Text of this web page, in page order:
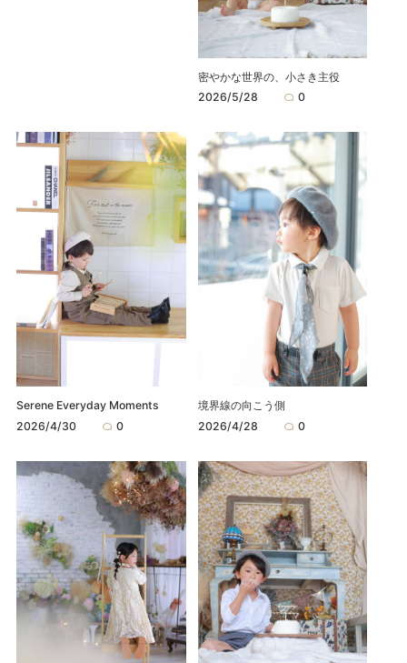
密やかな世界の、小さき主役
2026/5/28
0
Serene Everyday Moments
2026/4/30
0
境界線の向こう側
2026/4/28
0